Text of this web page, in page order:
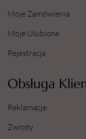
Moje Zamówienia
Moje Ulubione
Rejestracja
Obsługa
Reklamacje
Zwroty